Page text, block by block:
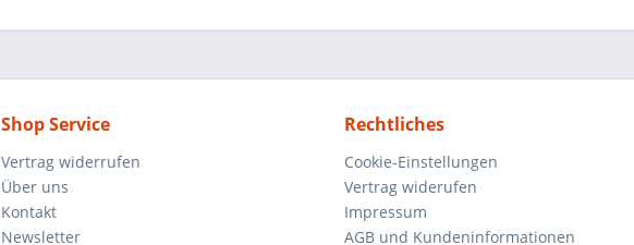
Shop Service
Vertrag widerrufen
Über uns
Kontakt
Newsletter
Rechtliches
Cookie-Einstellungen
Vertrag widerufen
Impressum
AGB und Kundeninformationen